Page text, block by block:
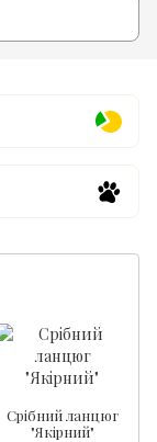
Срібний ланцюг
"Якірний"